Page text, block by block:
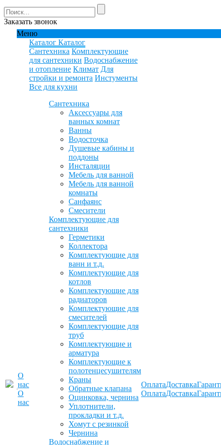
Заказать звонок
Меню
О
нас
О
нас
Каталог Каталог
Сантехника Комплектующие
для сантехники Водоснабжение
и отопление Климат Для
стройки и ремонта Инстументы
Все для кухни
Сантехника
Аксессуары для
ванных комнат
Ванны
Водосточка
Душевые кабины и
поддоны
Инсталяции
Мебель для ванной
Мебель для ванной
комнаты
Санфаянс
Смесители
Комплектующие для
сантехники
Герметики
Коллектора
Комплектующие для
ванн и т.д.
Комплектующие для
котлов
Комплектующие для
радиаторов
Комплектующие для
смесителей
Комплектующие для
труб
Комплектующие и
арматура
Комплектующие к
полотенцесушителям
Краны
Обратные клапана
Оцинковка, чернина
Уплотнители,
прокладки и т.д.
Хомут с резинкой
Чернина
Водоснабжение и
Оплата
Оплата
Доставка
Доставка